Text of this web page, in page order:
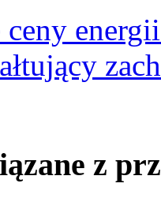
ceny
z